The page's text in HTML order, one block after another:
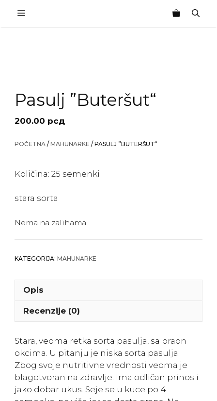
MENU
Pasulj ”Buteršut“
200.00 рсд
POČETNA /MAHUNARKE / PASULJ ”BUTERŠUT“
Količina: 25 semenki
stara sorta
Nema na zalihama
KATEGORIJA: MAHUNARKE
Opis
Recenzije (0)
Stara, veoma retka sorta pasulja, sa braon
okcima. U pitanju je niska sorta pasulja.
Zbog svoje nutritivne vrednosti veoma je
blagotvoran na zdravlje. Ima odličan prinos i
jako dobar ukus. Seje se u kuce po 4